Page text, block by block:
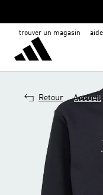
trouver un magasin aide
Retour Accueil